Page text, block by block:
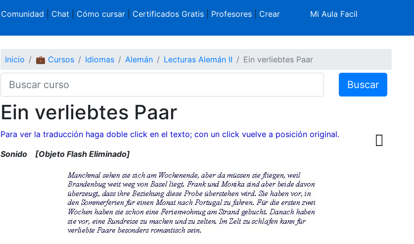
Comunidad Chat Cómo cursar| Certificados Gratis| Profesores| Crear
Mi Aula Facil
Inicio 💼 Cursos Idiomas Alemán Lecturas Alemán II Ein verliebtes Paar
Buscar
Ein verliebtes Paar
Para ver la traducción haga doble click en el texto; con un click vuelve a posición original.
Sonido
[Objeto Flash Eliminado]